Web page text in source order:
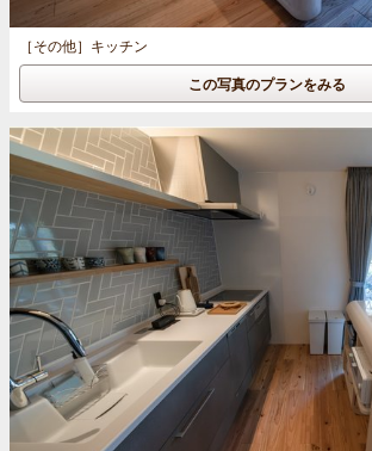
［その他］ キッチン
この写真のプランをみる